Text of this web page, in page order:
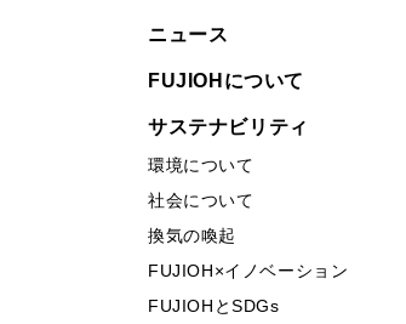
ニュース
FUJIOHについて
サステナビリティ
環境について
社会について
換気の喚起
FUJIOH×イノベーション
FUJIOHとSDGs